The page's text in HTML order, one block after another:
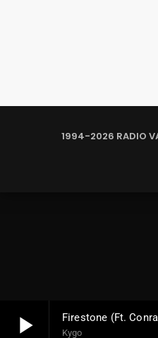
play_arrow Firestone (ft.
Kygo
1994-2026 RADIO